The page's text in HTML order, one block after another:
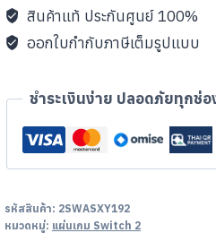
สินค้าแท้ ประกันศูนย์ 100%
ออกใบกำกับภาษีเต็มรูปแบบ
ชำระเงินง่าย ปลอดภัยทุกช่อ
รหัสสินค้า: 2SWASXY192
หมวดหมู่: แผ่นเกม Switch 2